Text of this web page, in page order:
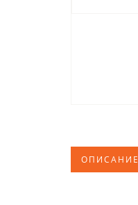
ОПИСАНИЕ